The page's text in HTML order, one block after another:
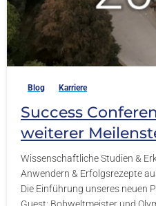
Blog Karriere
Success
weiterer
Wissenschaftliche Studien &
Anwendern & Erfolgsrezepte
Die Einführung unseres neuen